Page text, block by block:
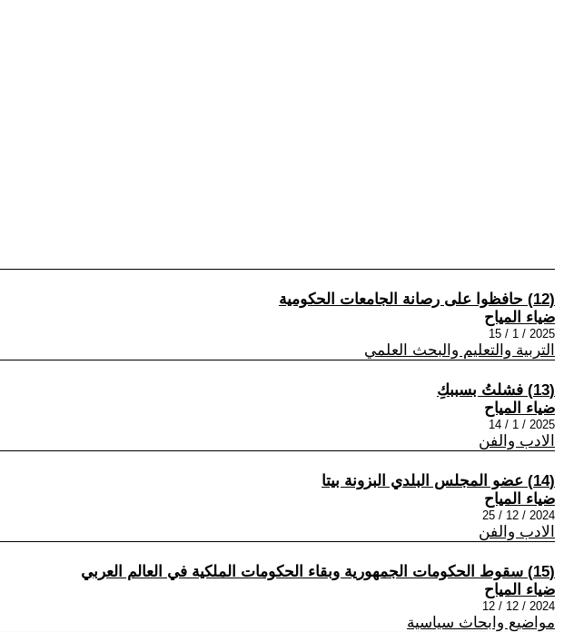
(12) حافظوا على رصانة الجامعات الحكومية
ضياء المياح
2025 / 1 / 15
التربية والتعليم والبحث العلمي
(13) فشلتُ بسببكِ
ضياء المياح
2025 / 1 / 14
الادب والفن
(14) عضو المجلس البلدي البزونة بيتا
ضياء المياح
2024 / 12 / 25
الادب والفن
(15) سقوط الحكومات الجمهورية وبقاء الحكومات الملكية في العالم العربي
ضياء المياح
2024 / 12 / 12
مواضيع وابحاث سياسية